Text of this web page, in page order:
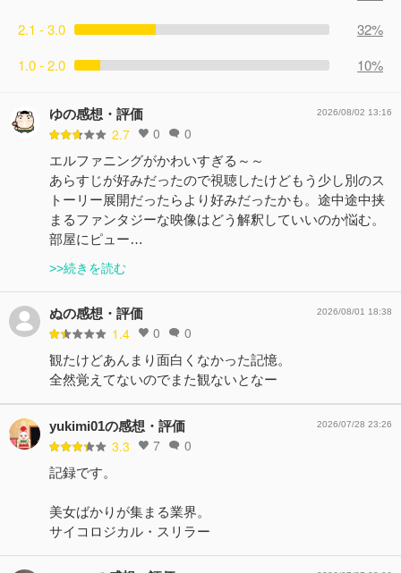
2.1 - 3.0
32%
1.0 - 2.0
10%
ゆの感想・評価
2.7 0 0
2026/08/02 13:16
エルファニングがかわいすぎる～～
あらすじが好みだったので視聴したけどもう少し別のス
トーリー展開だったらより好みだったかも。途中途中挟
まるファンタジーな映像はどう解釈していいのか悩む。
部屋にピュー…
>>続きを読む
ぬの感想・評価
1.4 0 0
2026/08/01 18:38
観たけどあんまり面白くなかった記憶。
全然覚えてないのでまた観ないとなー
yukimi01の感想・評価
3.3 7 0
2026/07/28 23:26
記録です。
美女ばかりが集まる業界。
サイコロジカル・スリラー